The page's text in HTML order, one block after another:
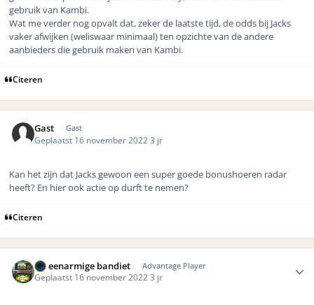
gebruik van Kambi.
Wat me verder nog opvalt dat, zeker de laatste tijd, de odds bij Jacks
vaker afwijken (weliswaar minimaal) ten opzichte van de andere
aanbieders die gebruik maken van Kambi.
Citeren
Gast Gast
Geplaatst 16 november 2022 3 jr
Kan het zijn dat Jacks gewoon een super goede bonushoeren radar
heeft? En hier ook actie op durft te nemen?
Citeren
De eenarmige bandiet Advantage Player
Geplaatst 16 november 20223 jr